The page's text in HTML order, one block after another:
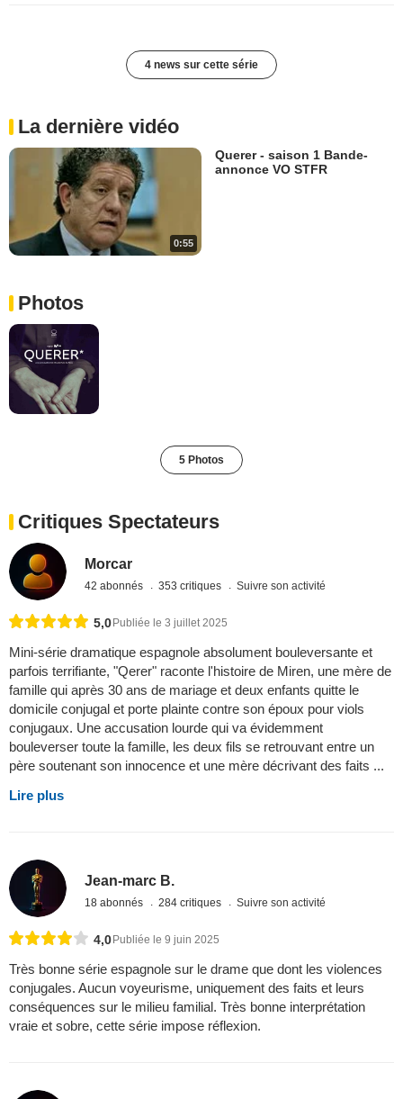
4 news sur cette série
La dernière vidéo
0:55
Querer - saison 1 Bande-
annonce VO STFR
Photos
5 Photos
Critiques Spectateurs
Morcar
42 abonnés 353 critiques Suivre son activité
5,0 Publiée le 3 juillet 2025
Mini-série dramatique espagnole absolument bouleversante et
parfois terrifiante, "Qerer" raconte l'histoire de Miren, une mère de
famille qui après 30 ans de mariage et deux enfants quitte le
domicile conjugal et porte plainte contre son époux pour viols
conjugaux. Une accusation lourde qui va évidemment
bouleverser toute la famille, les deux fils se retrouvant entre un
père soutenant son innocence et une mère décrivant des faits ...
Lire plus
Jean-marc B.
18 abonnés 284 critiques Suivre son activité
4,0 Publiée le 9 juin 2025
Très bonne série espagnole sur le drame que dont les violences
conjugales. Aucun voyeurisme, uniquement des faits et leurs
conséquences sur le milieu familial. Très bonne interprétation
vraie et sobre, cette série impose réflexion.